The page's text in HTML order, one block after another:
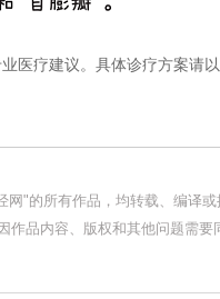
医疗建议。具体诊疗方案请
网"的所有作品，均转载、编译
作品内容、版权和其他问题需